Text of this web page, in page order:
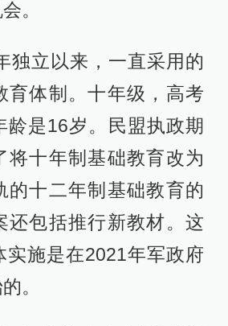
。
独立以来，一直采用的
育体制。十年级，高考
龄是16岁。民盟执政期
将十年制基础教育改为
的十二年制基础教育的
还包括推行新教材。这
实施是在2021年军政府
。